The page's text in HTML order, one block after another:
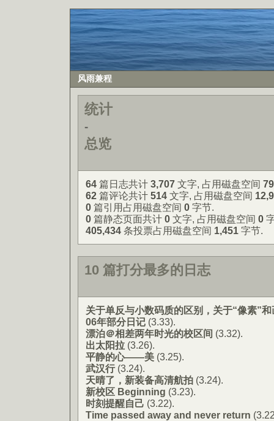
风雨兼程
统计
-
总览
64 篇日志共计 3,707 文字, 占用磁盘空间
62 篇评论共计 514 文字, 占用磁盘空间
0 篇引用占用磁盘空间 0 字节.
0 篇静态页面共计 0 文字, 占用磁盘空间 0
405,434 条投票占用磁盘空间 1,451 字节.
10 篇打分最多的日志
关于单反与小数码质的区别，关于“像素”和
06年部分日记 (3.33).
漂泊＠相差两年时光的校区间 (3.32).
出太阳拉 (3.26).
平静的心——美 (3.25).
武汉行(3.24).
天晴了，新装备高清航拍 (3.24).
新校区 Beginning (3.23).
时刻提醒自己 (3.22).
Time passed away and never return